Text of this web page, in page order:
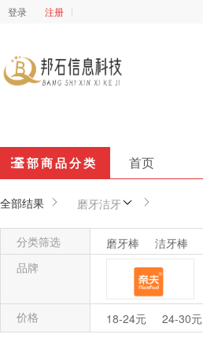
登录 注册
全部商品分类 首页
全部结果 磨牙洁牙
分类筛选 磨牙棒
洁牙棒
品牌
NICEFOOD奈夫
价格 18-24元 24-30元